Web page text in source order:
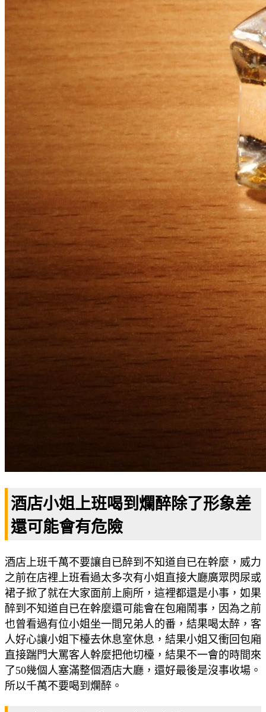
酒店小姐上班喝到爛醉除了形象差
還可能會有危險
酒店上班千萬不要讓自已醉到不知道自已在幹麼，威力
之前在店裡上班看過太多次有小姐直接大廳廣眾閃尿或
裙子掀了就在大家面前上廁所，這裡都還是小事，如果
醉到不知道自已在幹麼還可能會在包廂鬧事，因為之前
也曾看過有位小姐坐一間兄弟人的番，結果喝太醉，客
人好心讓小姐下檯去休息室休息，結果小姐又衝回包廂
直接踹門大罵客人幹麼把他切檯，結果不一會的時間來
了50幾個人塞滿整個酒店大廳，還好最後是沒事收場。
所以千萬不要喝到爛醉。